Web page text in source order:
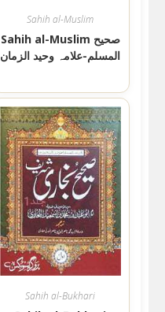
Sahih al-Muslim
Sahih al-Muslim صحیح
المسلم-علامہ وحید الزمان
Sahih al-Bukhari